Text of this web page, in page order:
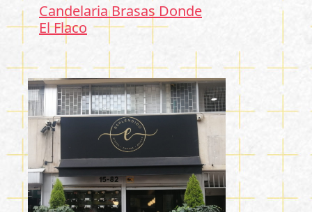
Candelaria Brasas Donde
El Flaco